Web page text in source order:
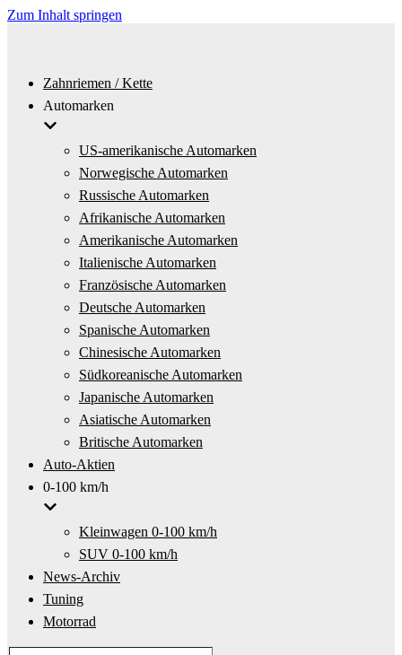
Zum Inhalt springen
Zahnriemen / Kette
Automarken
US-amerikanische Automarken
Norwegische Automarken
Russische Automarken
Afrikanische Automarken
Amerikanische Automarken
Italienische Automarken
Französische Automarken
Deutsche Automarken
Spanische Automarken
Chinesische Automarken
Südkoreanische Automarken
Japanische Automarken
Asiatische Automarken
Britische Automarken
Auto-Aktien
0-100 km/h
Kleinwagen 0-100 km/h
SUV 0-100 km/h
News-Archiv
Tuning
Motorrad